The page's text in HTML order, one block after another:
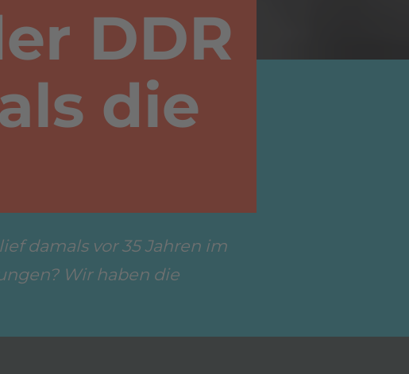
DDR
die
damals vor 35 Jahren im
Wir haben die